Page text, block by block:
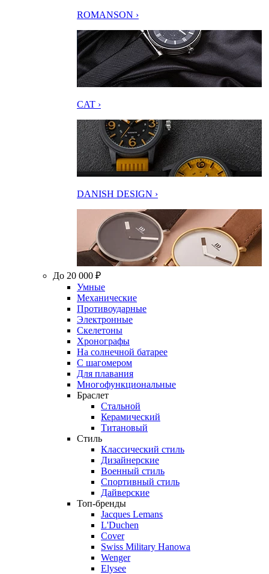
ROMANSON ›
CAT ›
DANISH DESIGN ›
До 20 000 ₽
Умные
Механические
Противоударные
Электронные
Скелетоны
Хронографы
На солнечной батарее
С шагомером
Для плавания
Многофункциональные
Браслет
Стальной
Керамический
Титановый
Стиль
Классический стиль
Дизайнерские
Военный стиль
Спортивный стиль
Дайверские
Топ-бренды
Jacques Lemans
L'Duchen
Cover
Swiss Military Hanowa
Wenger
Elysee